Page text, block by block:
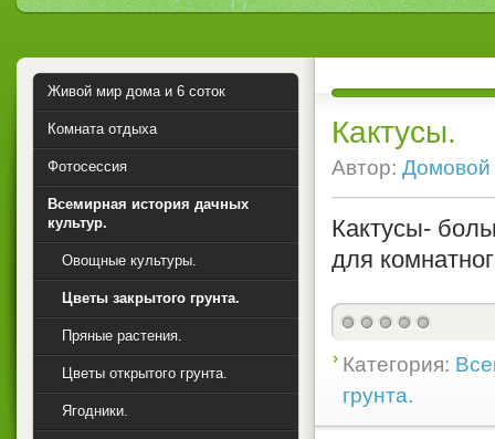
Кактусы.
Автор: Домовой
Кактусы-
для
Категория:
грунта.
Живой мир дома и 6 соток
Комната отдыха
Фотосессия
Всемирная история дачных
культур.
Овощные культуры.
Цветы закрытого грунта.
Пряные растения.
Цветы открытого грунта.
Ягодники.